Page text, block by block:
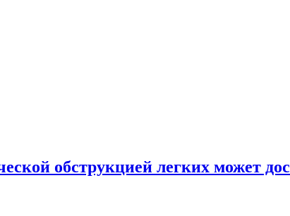
обструкцией легких может